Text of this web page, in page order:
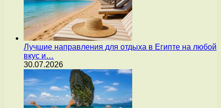
Лучшие направления для отдыха в Египте на любой
вкус и…
30.07.2026